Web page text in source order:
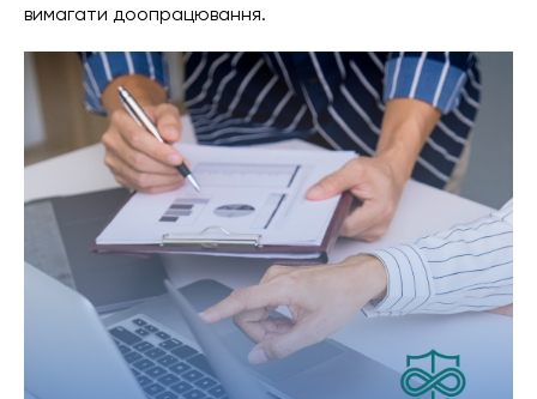
вимагати доопрацювання.